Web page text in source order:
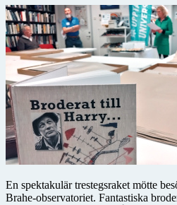
En spektakulär trestegsraket mötte
Brahe-observatoriet. Fantastiska